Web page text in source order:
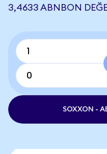
3,4633 ABNBON
SOXXON -